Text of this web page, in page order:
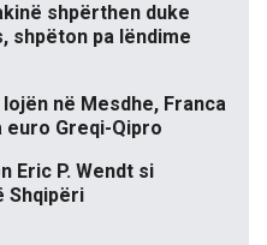
shpërthen duke
shpëton pa lëndime
në Mesdhe, Franca
Greqi-Qipro
Eric P. Wendt si
Shqipëri